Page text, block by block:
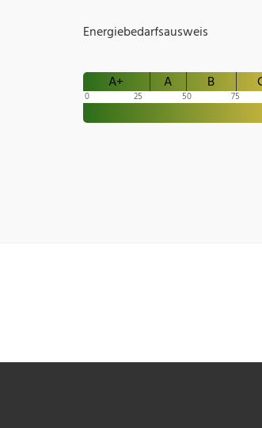
Energiebedarfsausweis
A+ A B
0 25 50 75